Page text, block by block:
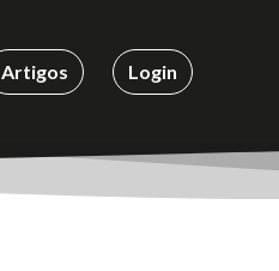
Artigos Login